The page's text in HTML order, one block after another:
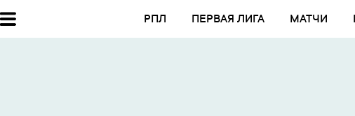
РПЛ ПЕРВАЯ ЛИГА МАТЧИ